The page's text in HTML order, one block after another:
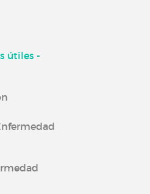
útiles -